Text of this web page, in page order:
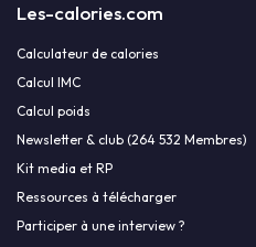
Les-calories.com
Calculateur de calories
Calcul IMC
Calcul poids
Newsletter & club (264 532 Membres)
Kit media et RP
Ressources à télécharger
Participer à une interview ?